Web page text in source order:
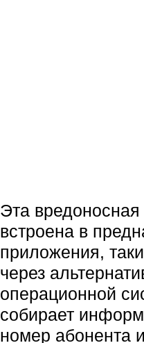
Эта
встроена в
приложения,
через
операционной
собирает
номер абонента